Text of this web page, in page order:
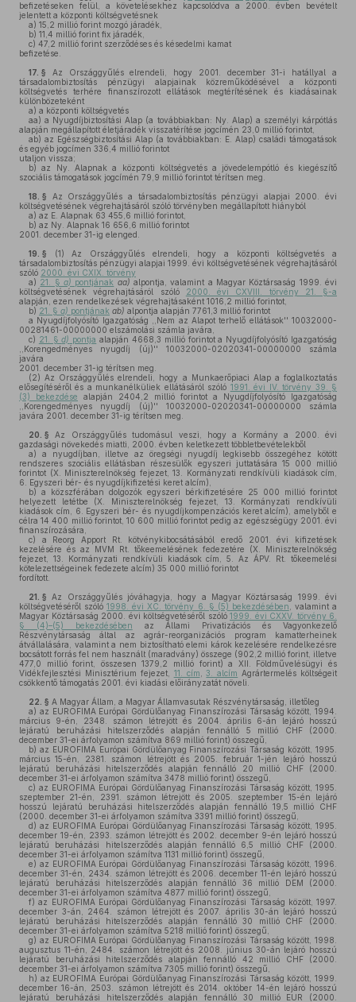
befizetéseken felül, a követelésekhez kapcsolódva a 2000. évben bevételt
jelentett a központi költségvetésnek
a) 15,2 millió forint mozgó járadék,
b) 11,4 millió forint fix járadék,
c) 47,2 millió forint szerződéses és késedelmi kamat
befizetése.
17. § Az Országgyűlés elrendeli, hogy 2001. december 31-i hatállyal a
társadalombiztosítás pénzügyi alapjainak közreműködésével a központi
költségvetés terhére finanszírozott ellátások megtérítésének és kiadásainak
különbözeteként
a) a központi költségvetés
aa) a Nyugdíjbiztosítási Alap (a továbbiakban: Ny. Alap) a személyi kárpótlás
alapján megállapított életjáradék visszatérítése jogcímén 23,0 millió forintot,
ab) az Egészségbiztosítási Alap (a továbbiakban: E. Alap) családi támogatások
és egyéb jogcímen 336,4 millió forintot
utaljon vissza;
b) az Ny. Alapnak a központi költségvetés a jövedelempótló és kiegészítő
szociális támogatások jogcímén 79,9 millió forintot térítsen meg.
18. § Az Országgyűlés a társadalombiztosítás pénzügyi alapjai 2000. évi
költségvetésének végrehajtásáról szóló törvényben megállapított hiányból
a) az E. Alapnak 63 455,6 millió forintot,
b) az Ny. Alapnak 16 656,6 millió forintot
2001. december 31-ig elenged.
19. § (1) Az Országgyűlés elrendeli, hogy a központi költségvetés a
társadalombiztosítás pénzügyi alapjai 1999. évi költségvetésének végrehajtásáról
szóló 2000. évi CXIX. törvény
a) 21. §a) pontjának aa)alpontja, valamint a Magyar Köztársaság 1999. évi
költségvetésének végrehajtásáról szóló
2000. évi CXVIII. törvény 21. §-a
alapján, ezen rendelkezések végrehajtásaként 1016,2 millió forintot,
b) 21. § a) pontjának ab) alpontja alapján 7761,3 millió forintot
a Nyugdíjfolyósító Igazgatóság ,,Nem az Alapot terhelő ellátások'' 10032000-
00281461-00000000 elszámolási számla javára,
c) 21. §d) pontja alapján 4668,3 millió forintot a Nyugdíjfolyósító Igazgatóság
,,Korengedményes nyugdíj (új)'' 10032000-02020341-00000000 számla
javára
2001. december 31-ig térítsen meg.
(2) Az Országgyűlés elrendeli, hogy a Munkaerőpiaci Alap a foglalkoztatás
elősegítéséről és a munkanélküliek ellátásáról szóló 1991. évi IV. törvény 39. §
(3) bekezdése alapján 2404,2 millió forintot a Nyugdíjfolyósító Igazgatóság
,,Korengedményes nyugdíj (új)'' 10032000-02020341-00000000 számla
javára 2001. december 31-ig térítsen meg.
20. § Az Országgyűlés tudomásul veszi, hogy a Kormány a 2000. évi
gazdasági növekedés miatti, 2000. évben keletkezett többletbevételekből
a) a nyugdíjban, illetve az öregségi nyugdíj legkisebb összegéhez kötött
rendszeres szociális ellátásban részesülők egyszeri juttatására 15 000 millió
forintot (X. Miniszterelnökség fejezet, 13. Kormányzati rendkívüli kiadások cím,
6. Egyszeri bér- és nyugdíjkifizetési keret alcím),
b) a közszférában dolgozók egyszeri bérkifizetésére 25 000 millió forintot
helyezett letétbe (X. Miniszterelnökség fejezet, 13. Kormányzati rendkívüli
kiadások cím, 6. Egyszeri bér- és nyugdíjkompenzációs keret alcím), amelyből e
célra 14 400 millió forintot, 10 600 millió forintot pedig az egészségügy 2001. évi
finanszírozására,
c) a Reorg Apport Rt. kötvénykibocsátásából eredő 2001. évi kifizetések
kezelésére és az MVM Rt. tőkeemelésének fedezetére (X. Miniszterelnökség
fejezet, 13. Kormányzati rendkívüli kiadások cím, 5. Az ÁPV. Rt. tőkeemelési
kötelezettségeinek fedezete alcím) 35 000 millió forintot
fordított.
21. § Az Országgyűlés jóváhagyja, hogy a Magyar Köztársaság 1999. évi
költségvetéséről szóló1998. évi XC. törvény 6. § (5) bekezdésében , valamint a
Magyar Köztársaság 2000. évi költségvetéséről szóló 1999. évi CXXV. törvény 6.
§ (4)–(5) bekezdésében az Állami Privatizációs és Vagyonkezelő
Részvénytársaság által az agrár-reorganizációs program kamatterheinek
átvállalására, valamint a nem biztosítható elemi károk kezelésére rendelkezésre
bocsátott forrás fel nem használt (maradvány) összege (902,2 millió forint, illetve
477,0 millió forint, összesen 1379,2 millió forint) a XII. Földművelésügyi és
Vidékfejlesztési Minisztérium fejezet, 11. cím ,3. alcím Agrártermelés költségeit
csökkentő támogatás 2001. évi kiadási előirányzatát növeli.
22. § A Magyar Állam, a Magyar Államvasutak Részvénytársaság, illetőleg
a) az EUROFIMA Európai Gördülőanyag Finanszírozási Társaság között, 1994.
március 9-én, 2348. számon létrejött és 2004. április 6-án lejáró hosszú
lejáratú beruházási hitelszerződés alapján fennálló 5 millió CHF (2000.
december 31-ei árfolyamon számítva 869 millió forint) összegű,
b) az EUROFIMA Európai Gördülőanyag Finanszírozási Társaság között, 1995.
március 15-én, 2381. számon létrejött és 2005. február 1-jén lejáró hosszú
lejáratú beruházási hitelszerződés alapján fennálló 20 millió CHF (2000.
december 31-ei árfolyamon számítva 3478 millió forint) összegű,
c) az EUROFIMA Európai Gördülőanyag Finanszírozási Társaság között, 1995.
szeptember 21-én, 2391. számon létrejött és 2005. szeptember 15-én lejáró
hosszú lejáratú beruházási hitelszerződés alapján fennálló 19,5 millió CHF
(2000. december 31-ei árfolyamon számítva 3391 millió forint) összegű,
d) az EUROFIMA Európai Gördülőanyag Finanszírozási Társaság között, 1995.
december 19-én, 2393. számon létrejött és 2002. december 9-én lejáró hosszú
lejáratú beruházási hitelszerződés alapján fennálló 6,5 millió CHF (2000.
december 31-ei árfolyamon számítva 1131 millió forint) összegű,
e) az EUROFIMA Európai Gördülőanyag Finanszírozási Társaság között, 1996.
december 31-én, 2434. számon létrejött és 2006. december 11-én lejáró hosszú
lejáratú beruházási hitelszerződés alapján fennálló 36 millió DEM (2000.
december 31-ei árfolyamon számítva 4877 millió forint) összegű,
f) az EUROFIMA Európai Gördülőanyag Finanszírozási Társaság között, 1997.
december 3-án, 2464. számon létrejött és 2007. április 30-án lejáró hosszú
lejáratú beruházási hitelszerződés alapján fennálló 30 millió CHF (2000.
december 31-ei árfolyamon számítva 5218 millió forint) összegű,
g) az EUROFIMA Európai Gördülőanyag Finanszírozási Társaság között, 1998.
augusztus 11-én, 2484. számon létrejött és 2008. június 30-án lejáró hosszú
lejáratú beruházási hitelszerződés alapján fennálló 42 millió CHF (2000.
december 31-ei árfolyamon számítva 7305 millió forint) összegű,
h) az EUROFIMA Európai Gördülőanyag Finanszírozási Társaság között, 1999.
december 16-án, 2503. számon létrejött és 2014. október 14-én lejáró hosszú
lejáratú beruházási hitelszerződés alapján fennálló 30 millió EUR (2000.